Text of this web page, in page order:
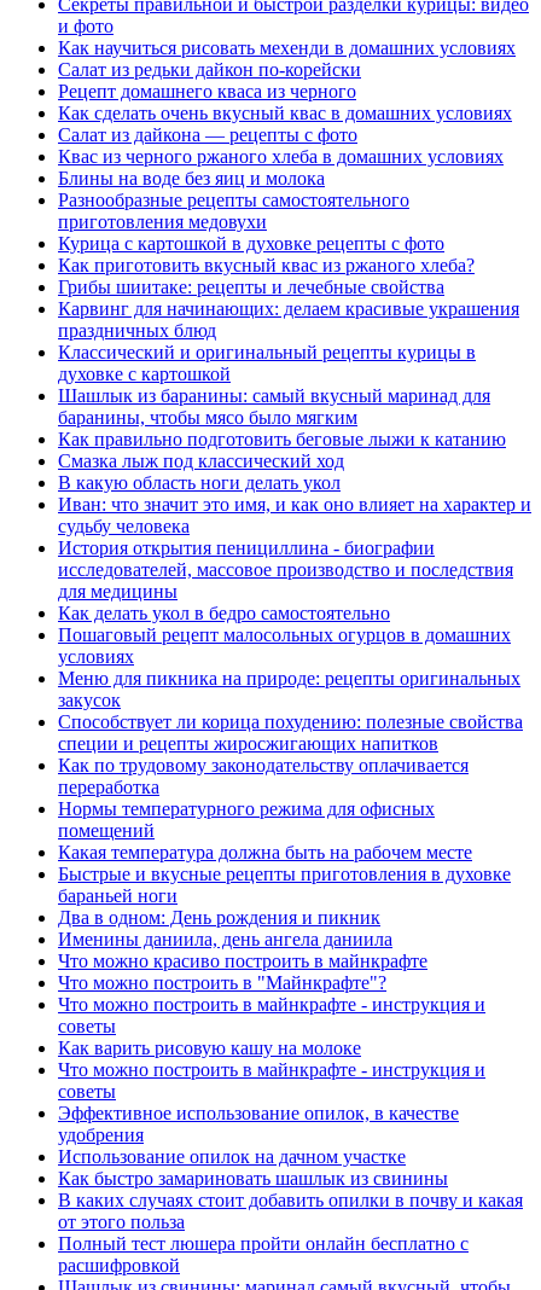
Секреты правильной и быстрой разделки курицы: видео
и фото
Как научиться рисовать мехенди в домашних условиях
Салат из редьки дайкон по-корейски
Рецепт домашнего кваса из черного
Как сделать очень вкусный квас в домашних условиях
Салат из дайкона — рецепты с фото
Квас из черного ржаного хлеба в домашних условиях
Блины на воде без яиц и молока
Разнообразные рецепты самостоятельного
приготовления медовухи
Курица с картошкой в духовке рецепты с фото
Как приготовить вкусный квас из ржаного хлеба?
Грибы шиитаке: рецепты и лечебные свойства
Карвинг для начинающих: делаем красивые украшения
праздничных блюд
Классический и оригинальный рецепты курицы в
духовке с картошкой
Шашлык из баранины: самый вкусный маринад для
баранины, чтобы мясо было мягким
Как правильно подготовить беговые лыжи к катанию
Смазка лыж под классический ход
В какую область ноги делать укол
Иван: что значит это имя, и как оно влияет на характер и
судьбу человека
История открытия пенициллина - биографии
исследователей, массовое производство и последствия
для медицины
Как делать укол в бедро самостоятельно
Пошаговый рецепт малосольных огурцов в домашних
условиях
Меню для пикника на природе: рецепты оригинальных
закусок
Способствует ли корица похудению: полезные свойства
специи и рецепты жиросжигающих напитков
Как по трудовому законодательству оплачивается
переработка
Нормы температурного режима для офисных
помещений
Какая температура должна быть на рабочем месте
Быстрые и вкусные рецепты приготовления в духовке
бараньей ноги
Два в одном: День рождения и пикник
Именины даниила, день ангела даниила
Что можно красиво построить в майнкрафте
Что можно построить в "Майнкрафте"?
Что можно построить в майнкрафте - инструкция и
советы
Как варить рисовую кашу на молоке
Что можно построить в майнкрафте - инструкция и
советы
Эффективное использование опилок, в качестве
удобрения
Использование опилок на дачном участке
Как быстро замариновать шашлык из свинины
В каких случаях стоит добавить опилки в почву и какая
от этого польза
Полный тест люшера пройти онлайн бесплатно с
расшифровкой